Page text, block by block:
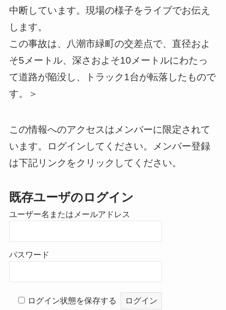
中断しています。現場の様子をライブでお伝え
します。
この事故は、八潮市緑町の交差点で、直径およ
そ5メートル、深さおよそ10メートルにわたっ
て道路が陥没し、トラック1台が転落したもので
す。＞
この情報へのアクセスはメンバーに限定されて
います。ログインしてください。メンバー登録
は下記リンクをクリックしてください。
既存ユーザのログイン
ユーザー名またはメールアドレス
パスワード
ログイン状態を保存する